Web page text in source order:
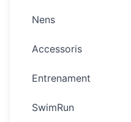
Nens
Accessoris
Entrenament
SwimRun